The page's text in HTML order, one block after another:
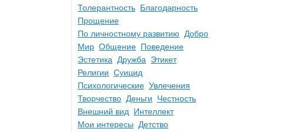
Толерантность Благодарность
Прощение
По личностному развитию
Добро
Мир Общение Поведение
Эстетика
Дружба
Этикет
Религии Суицид
Психологические Увлечения
Творчество Деньги
Честность
Внешний вид
Интеллект
Мои интересы
Детство